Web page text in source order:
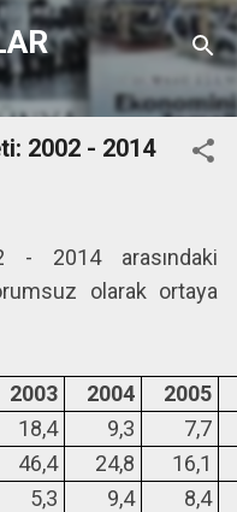
Ana içeriğe atla
2002 - 2014
- 2014 arasındaki
olarak ortaya
2003 2004
2005
18,4 9,3
7,7
46,4 24,8
16,1
5,3 9,4
8,4